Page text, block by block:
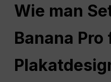
Wie man
Banana Pro